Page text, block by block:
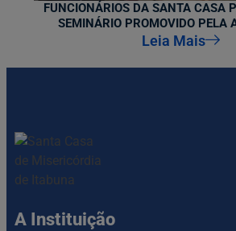
FUNCIONÁRIOS DA SANTA CASA
SEMINÁRIO PROMOVIDO PELA
Leia Mais
A Instituição